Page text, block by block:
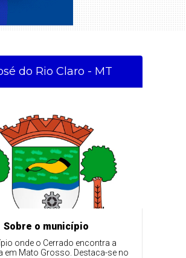
do Rio Claro - MT
Sobre o município
onde o Cerrado encontra a
em Mato Grosso. Destaca-se no